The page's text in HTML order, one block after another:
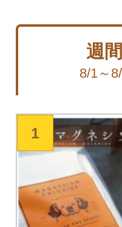
週間
8/1～
1